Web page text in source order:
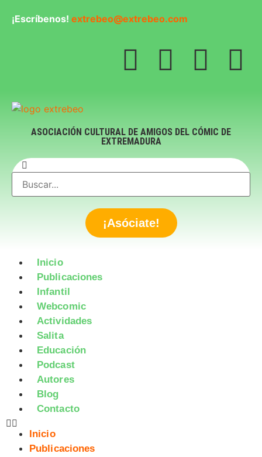
¡Escríbenos! extrebeo@extrebeo.com
ASOCIACIÓN CULTURAL DE AMIGOS DEL CÓMIC DE
EXTREMADURA
¡Asóciate!
Inicio
Publicaciones
Infantil
Webcomic
Actividades
Salita
Educación
Podcast
Autores
Blog
Contacto
Inicio
Publicaciones